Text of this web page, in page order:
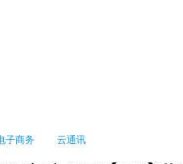
子商务 云通讯